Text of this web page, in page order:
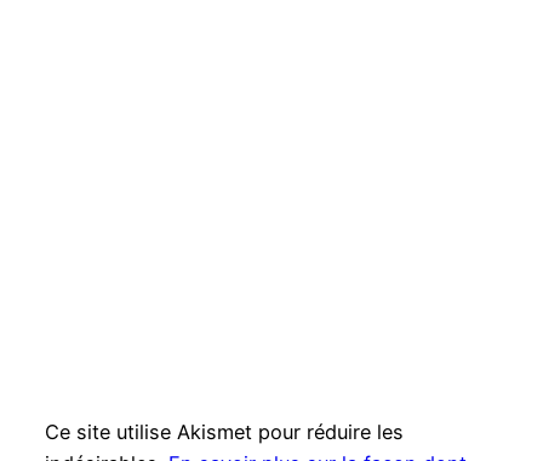
Ce site utilise Akismet pour réduire les